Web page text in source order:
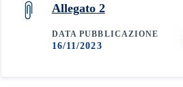
Allegato 2
DATA PUBBLICAZIONE
16/11/2023